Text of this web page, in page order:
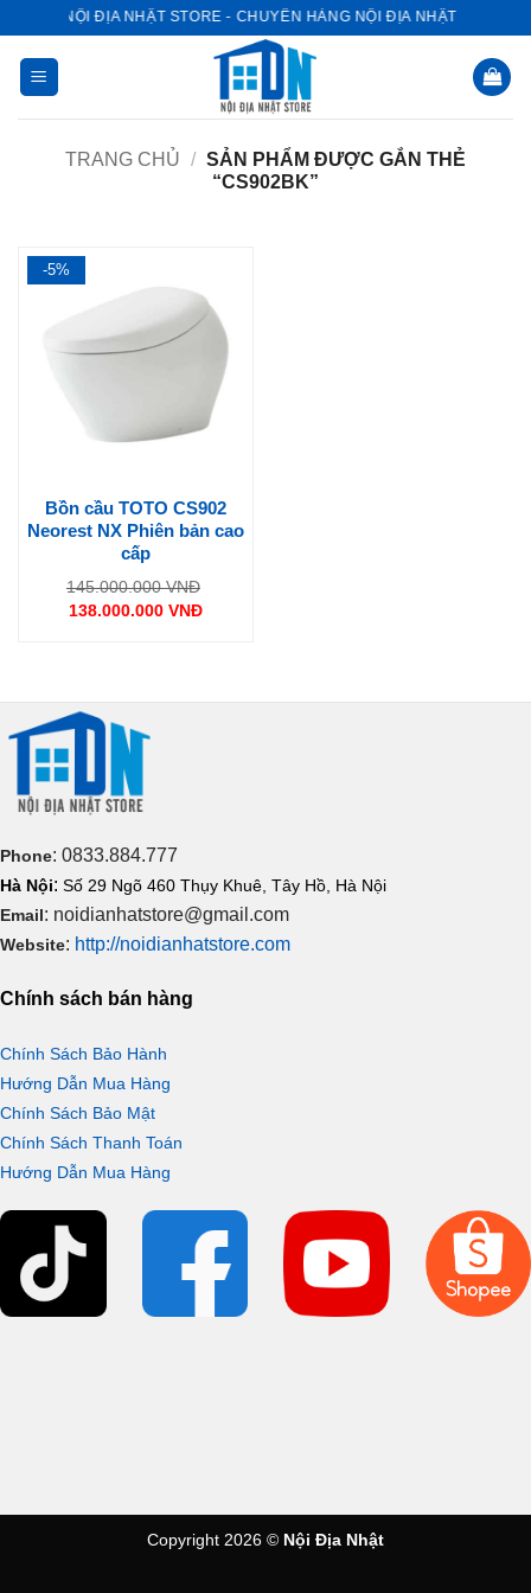
dung
NỘI ĐỊA NHẬT STORE - CHUYÊN HÀNG NỘI ĐỊA NHẬT
TRANG CHỦ / SẢN PHẨM ĐƯỢC GẮN THẺ
“CS902BK”
-5%
Bồn cầu TOTO CS902
Neorest NX Phiên bản cao
cấp
145.000.000VNĐ
138.000.000 VNĐ
Phone: 0833.884.777
Hà Nội: Số 29 Ngõ 460 Thụy Khuê, Tây Hồ, Hà Nội
Email: noidianhatstore@gmail.com
Website: http://noidianhatstore.com
Chính sách bán hàng
Chính Sách Bảo Hành
Hướng Dẫn Mua Hàng
Chính Sách Bảo Mật
Chính Sách Thanh Toán
Hướng Dẫn Mua Hàng
Copyright 2026 © Nội Địa Nhật